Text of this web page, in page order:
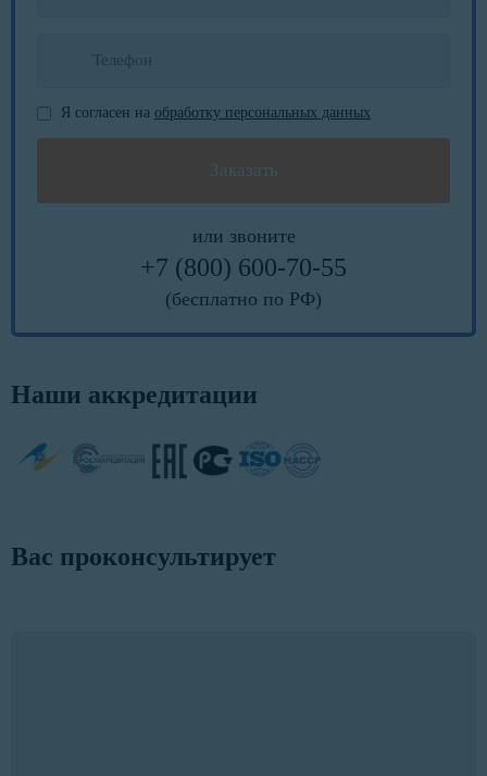
Я согласен на обработку персональных данных
или звоните
+7 (800) 600-70-55
(бесплатно по РФ)
Наши аккредитации
Вас проконсультирует